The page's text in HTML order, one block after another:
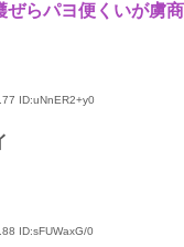
ぜらパヨ便くいが虜商
ID:uNnER2+y0
ID:sFUWaxG/0